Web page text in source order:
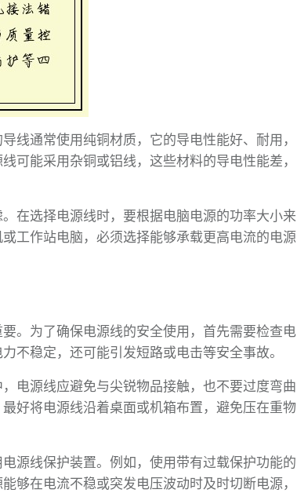
线通常使用纯铜材质，它的导电性能好、耐用，
可能采用杂铜或铝线，这些材料的导电性能差，
在选择电源线时，要根据电脑电源的功率大小来
工作站电脑，必须选择能够承载更高电流的电源
。为了确保电源线的安全使用，首先需要检查电
不稳定，还可能引发短路或电击等安全事故。
电源线应避免与尖锐物品接触，也不要过度弯曲
好将电源线沿着桌面或机箱布置，避免压在重物
源线保护装置。例如，使用带有过载保护功能的
够在电流不稳或突发电压波动时及时切断电源，